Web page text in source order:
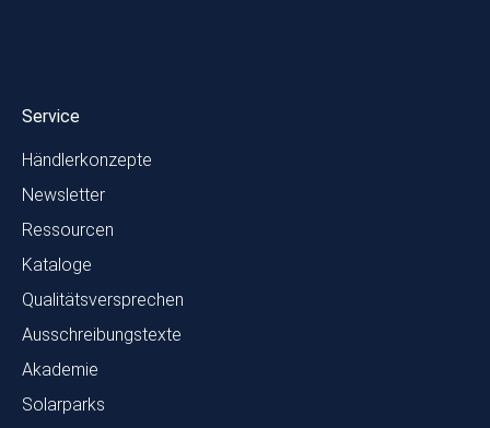
Service
Händlerkonzepte
Newsletter
Ressourcen
Kataloge
Qualitätsversprechen
Ausschreibungstexte
Akademie
Solarparks